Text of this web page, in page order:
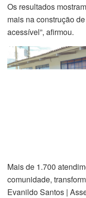
Os resultados
mais na construção
acessível”, afirmou.
Mais de 1.700
comunidade,
Evanildo Santos |